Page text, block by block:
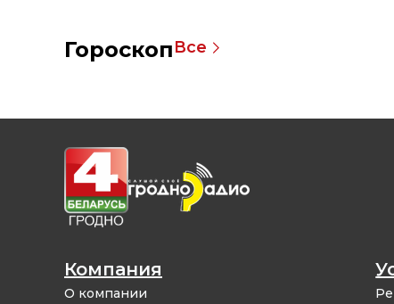
ГороскопВсе
Компания
О компании